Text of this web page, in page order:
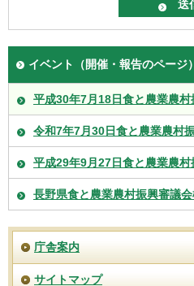
イベント（開催・報告のページ）
平成30年7月18日食と農業農
令和7年7月30日食と農業農村
平成29年9月27日食と農業農
長野県食と農業農村振興審議
庁舎案内
サイトマップ